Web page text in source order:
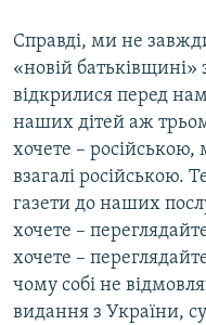
Справді, ми не
«новій
відкрилися перед
наших дітей аж
хочете –
взагалі російською.
газети до наших
хочете –
хочете –
чому собі не
видання з України,